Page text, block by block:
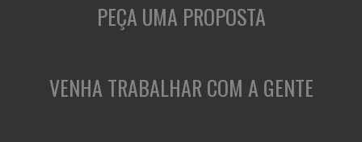
PEÇA UMA PROPOSTA
VENHA TRABALHAR COM A GENTE